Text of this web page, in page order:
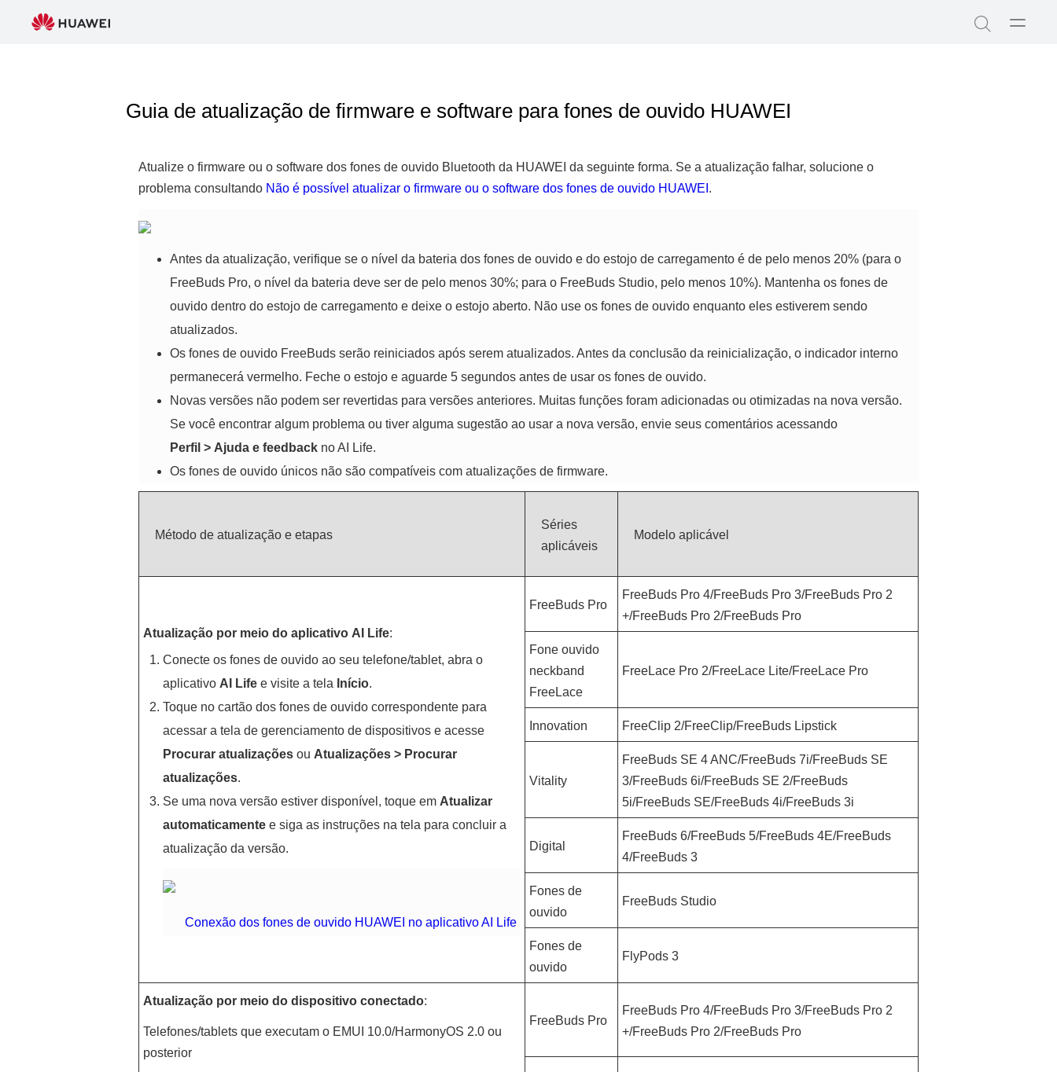
Abrir
Guia de atualização de firmware e software para fones de ouvido HUAWEI
Atualize o firmware ou o software dos fones de ouvido Bluetooth da HUAWEI da seguinte forma. Se a atualização falhar, solucione o
problema consultando Não é possível atualizar o firmware ou o software dos fones de ouvido HUAWEI .
Antes da atualização, verifique se o nível da bateria dos fones de ouvido e do estojo de carregamento é de pelo menos 20% (para o
FreeBuds Pro, o nível da bateria deve ser de pelo menos 30%; para o FreeBuds Studio, pelo menos 10%). Mantenha os fones de
ouvido dentro do estojo de carregamento e deixe o estojo aberto. Não use os fones de ouvido enquanto eles estiverem sendo
atualizados.
Os fones de ouvido FreeBuds serão reiniciados após serem atualizados. Antes da conclusão da reinicialização, o indicador interno
permanecerá vermelho. Feche o estojo e aguarde 5 segundos antes de usar os fones de ouvido.
Novas versões não podem ser revertidas para versões anteriores. Muitas funções foram adicionadas ou otimizadas na nova versão.
Se você encontrar algum problema ou tiver alguma sugestão ao usar a nova versão, envie seus comentários acessando
Perfil > Ajuda e feedbackno AI Life.
Os fones de ouvido únicos não são compatíveis com atualizações de firmware.
Método de atualização e etapas
Séries
aplicáveis
Modelo aplicável
Atualização por meio do aplicativo AI Life:
Conecte os fones de ouvido ao seu telefone/tablet, abra o
aplicativo AI Lifee visite a tela Início.
Toque no cartão dos fones de ouvido correspondente para
acessar a tela de gerenciamento de dispositivos e acesse
Procurar atualizaçõesou Atualizações> Procurar
atualizações.
Se uma nova versão estiver disponível, toque em Atualizar
automaticamentee siga as instruções na tela para concluir a
atualização da versão.
Conexão dos fones de ouvido HUAWEI no aplicativo AI Life
FreeBuds Pro
FreeBuds Pro 4/FreeBuds Pro 3/FreeBuds Pro 2
+/FreeBuds Pro 2/FreeBuds Pro
Fone ouvido
neckband
FreeLace
FreeLace Pro 2/FreeLace Lite/FreeLace Pro
Innovation FreeClip 2/FreeClip/FreeBuds Lipstick
Vitality
FreeBuds SE 4 ANC/FreeBuds 7i/FreeBuds SE
3/FreeBuds 6i/FreeBuds SE 2/FreeBuds
5i/FreeBuds SE/FreeBuds 4i/FreeBuds 3i
Digital
FreeBuds 6/FreeBuds 5/FreeBuds 4E/FreeBuds
4/FreeBuds 3
Fones de
ouvido
FreeBuds Studio
Fones de
ouvido
FlyPods 3
Atualização por meio do dispositivo conectado:
Telefones/tablets que executam o EMUI 10.0/HarmonyOS 2.0 ou
posterior
FreeBuds Pro
FreeBuds Pro 4/FreeBuds Pro 3/FreeBuds Pro 2
+/FreeBuds Pro 2/FreeBuds Pro